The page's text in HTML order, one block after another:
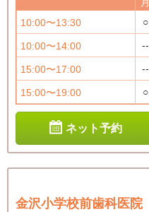
10:00〜13:30
○
10:00〜14:00 --
15:00〜17:00 --
15:00〜19:00 ○
ネット予約
金沢小学校前歯科医院